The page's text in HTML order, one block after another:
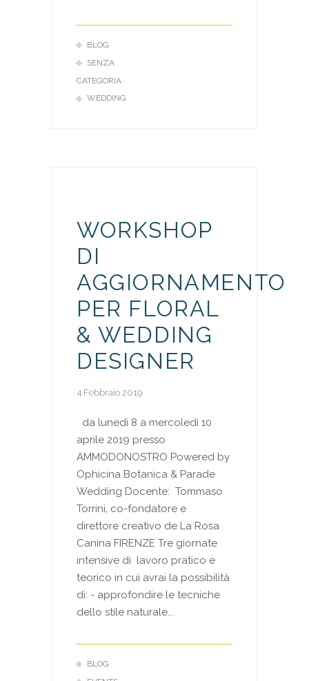
BLOG
SENZA
CATEGORIA
WEDDING
WORKSHOP
DI
AGGIORNAMENTO
PER FLORAL
& WEDDING
DESIGNER
4 Febbraio 2019
da lunedì 8 a mercoledì 10
aprile 2019 presso
AMMODONOSTRO Powered by
Ophicina Botanica & Parade
Wedding Docente: Tommaso
Torrini, co-fondatore e
direttore creativo de La Rosa
Canina FIRENZE Tre giornate
intensive di lavoro pratico e
teorico in cui avrai la possibilità
di: - approfondire le tecniche
dello stile naturale...
BLOG